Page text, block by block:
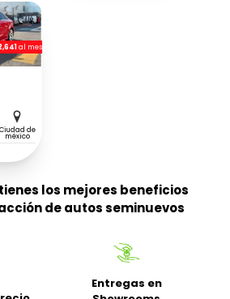
al mes
Ciudad de
méxico
los mejores beneficios
de autos seminuevos
Entregas en